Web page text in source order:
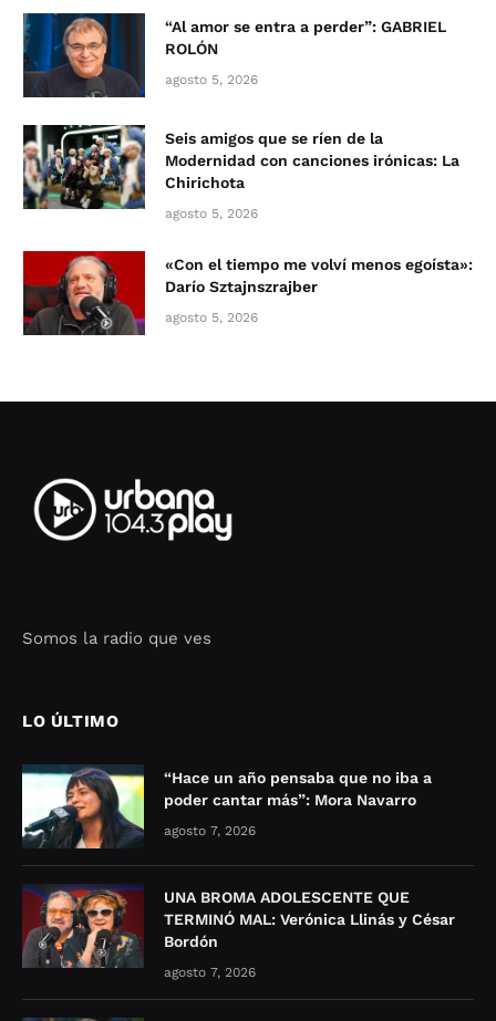
“Al amor se entra a perder”: GABRIEL
ROLÓN
agosto 5, 2026
Seis amigos que se ríen de la
Modernidad con canciones irónicas: La
Chirichota
agosto 5, 2026
«Con el tiempo me volví menos egoísta»:
Darío Sztajnszrajber
agosto 5, 2026
Somos la radio que ves
LO ÚLTIMO
“Hace un año pensaba que no iba a
poder cantar más”: Mora Navarro
agosto 7, 2026
UNA BROMA ADOLESCENTE QUE
TERMINÓ MAL: Verónica Llinás y César
Bordón
agosto 7, 2026